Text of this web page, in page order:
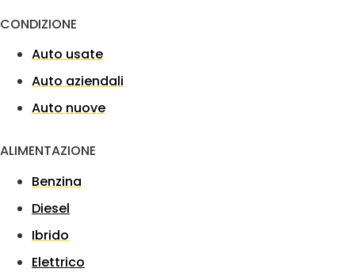
CONDIZIONE
Auto usate
Auto aziendali
Auto nuove
ALIMENTAZIONE
Benzina
Diesel
Ibrido
Elettrico